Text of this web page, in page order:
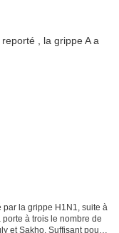
la grippe H1N1, suite à
à trois le nombre de
et Sakho. Suffisant pour